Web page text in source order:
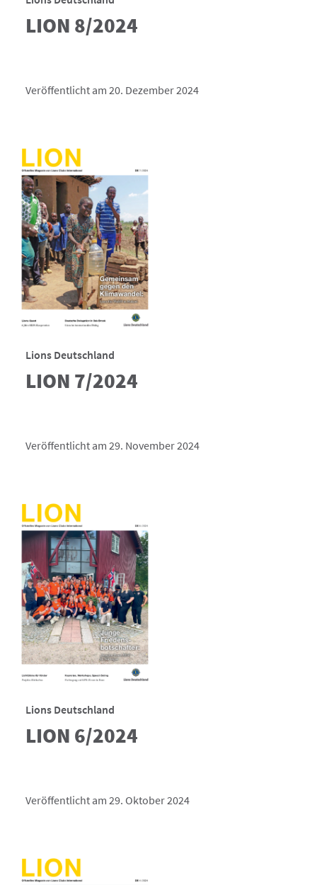
LION 8/2024
Veröffentlicht am 20. Dezember 2024
Lions Deutschland
LION 7/2024
Veröffentlicht am 29. November 2024
Lions Deutschland
LION 6/2024
Veröffentlicht am 29. Oktober 2024